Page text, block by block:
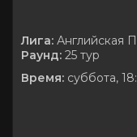
Лига: Английская
Раунд: 25 тур
Время: суббота,